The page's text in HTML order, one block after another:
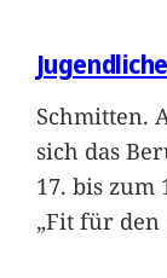
Schmitten.
sich das
17. bis zum
„Fit für den